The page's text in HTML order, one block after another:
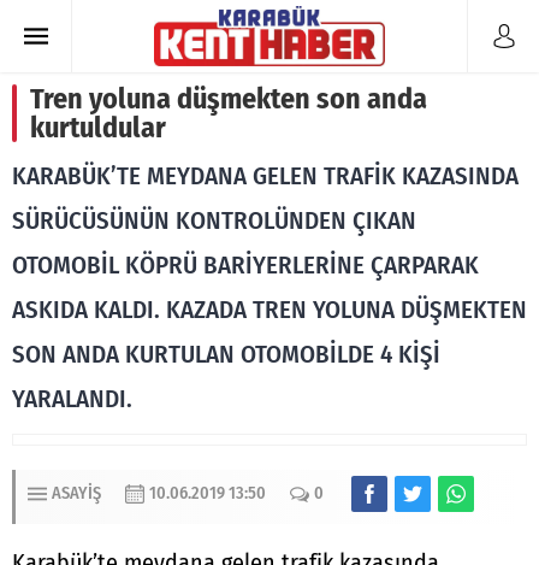
Tren yoluna düşmekten son anda
kurtuldular
KARABÜK’TE MEYDANA GELEN TRAFİK KAZASINDA
SÜRÜCÜSÜNÜN KONTROLÜNDEN ÇIKAN
OTOMOBİL KÖPRÜ BARİYERLERİNE ÇARPARAK
ASKIDA KALDI. KAZADA TREN YOLUNA DÜŞMEKTEN
SON ANDA KURTULAN OTOMOBİLDE 4 KİŞİ
YARALANDI.
ASAYIŞ 10.06.2019 13:50 0